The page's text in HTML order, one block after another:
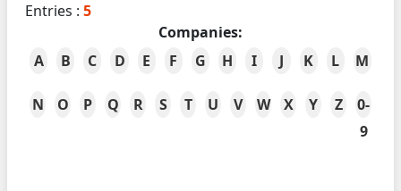
Entries : 5
Companies:
A
B C D E F G H I J K L M
N O P Q R S T U V W X Y Z
0-
9